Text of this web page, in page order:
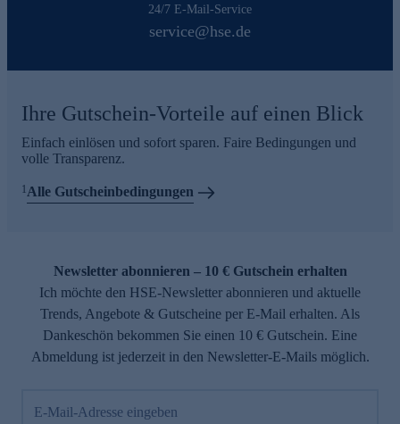
24/7 E-Mail-Service
service@hse.de
Ihre Gutschein-Vorteile auf einen Blick
Einfach einlösen und sofort sparen. Faire Bedingungen und
volle Transparenz.
1 Alle Gutscheinbedingungen
Newsletter abonnieren – 10 € Gutschein erhalten
Ich möchte den HSE-Newsletter abonnieren und aktuelle
Trends, Angebote & Gutscheine per E-Mail erhalten. Als
Dankeschön bekommen Sie einen 10 € Gutschein. Eine
Abmeldung ist jederzeit in den Newsletter-E-Mails möglich.
E-Mail-Adresse eingeben